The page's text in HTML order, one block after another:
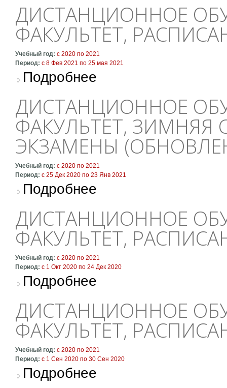
ДИСТАНЦИОННОЕ
ФАКУЛЬТЕТ,
Учебный год: с 2020по 2021
Период: с 8 Фев 2021 по 25 мая 2021
Подробнее
ДИСТАНЦИОННОЕ
ФАКУЛЬТЕТ, ЗИМНЯЯ
ЭКЗАМЕНЫ
Учебный год: с 2020по 2021
Период: с 25 Дек 2020по 23 Янв 2021
Подробнее
ДИСТАНЦИОННОЕ
ФАКУЛЬТЕТ,
Учебный год: с 2020по 2021
Период: с 1 Окт 2020по 24 Дек 2020
Подробнее
ДИСТАНЦИОННОЕ
ФАКУЛЬТЕТ,
Учебный год: с 2020по 2021
Период: с 1 Сен 2020по 30 Сен 2020
Подробнее